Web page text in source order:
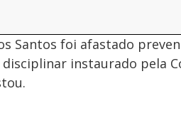
Santos foi afastado
instaurado pela